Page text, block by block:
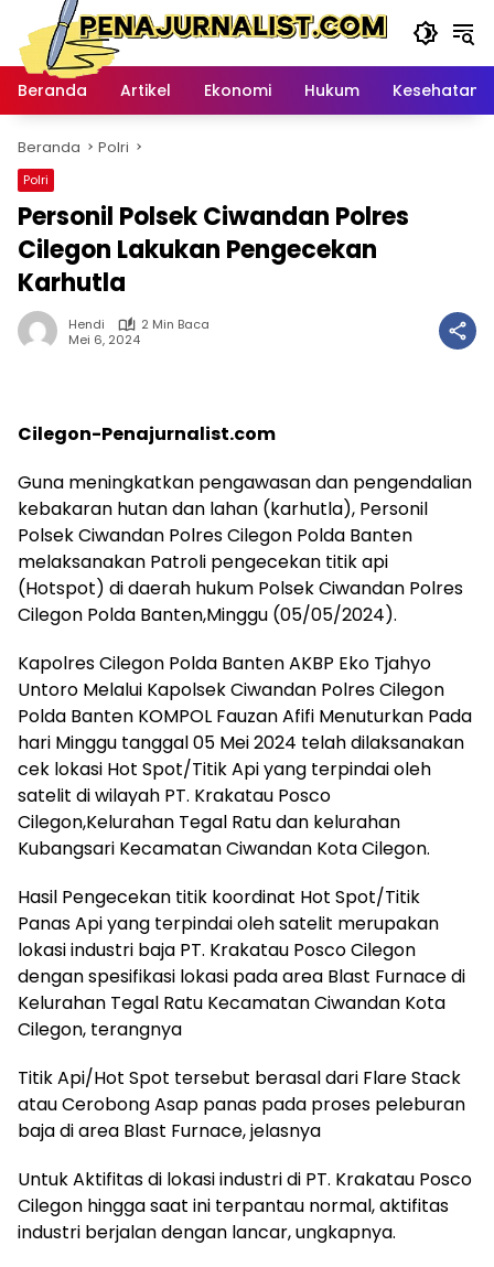
Langsung
konten
Beranda
Artikel Ekonomi Hukum Kesehatan
Beranda Polri
Polri
Personil Polsek Ciwandan Polres
Cilegon Lakukan Pengecekan
Karhutla
Hendi
2 Min Baca
Mei 6, 2024
Cilegon-Penajurnalist.com
Guna meningkatkan pengawasan dan pengendalian
kebakaran hutan dan lahan (karhutla), Personil
Polsek Ciwandan Polres Cilegon Polda Banten
melaksanakan Patroli pengecekan titik api
(Hotspot) di daerah hukum Polsek Ciwandan Polres
Cilegon Polda Banten,Minggu (05/05/2024).
Kapolres Cilegon Polda Banten AKBP Eko Tjahyo
Untoro Melalui Kapolsek Ciwandan Polres Cilegon
Polda Banten KOMPOL Fauzan Afifi Menuturkan Pada
hari Minggu tanggal 05 Mei 2024 telah dilaksanakan
cek lokasi Hot Spot/Titik Api yang terpindai oleh
satelit di wilayah PT. Krakatau Posco
Cilegon,Kelurahan Tegal Ratu dan kelurahan
Kubangsari Kecamatan Ciwandan Kota Cilegon.
Hasil Pengecekan titik koordinat Hot Spot/Titik
Panas Api yang terpindai oleh satelit merupakan
lokasi industri baja PT. Krakatau Posco Cilegon
dengan spesifikasi lokasi pada area Blast Furnace di
Kelurahan Tegal Ratu Kecamatan Ciwandan Kota
Cilegon, terangnya
Titik Api/Hot Spot tersebut berasal dari Flare Stack
atau Cerobong Asap panas pada proses peleburan
baja di area Blast Furnace, jelasnya
Untuk Aktifitas di lokasi industri di PT. Krakatau Posco
Cilegon hingga saat ini terpantau normal, aktifitas
industri berjalan dengan lancar, ungkapnya.